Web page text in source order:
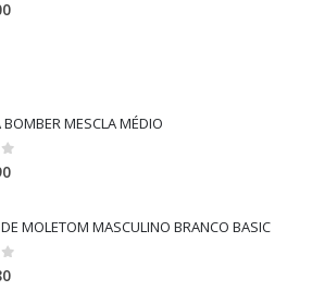
5
BOMBER MESCLA MÉDIO
MOLETOM MASCULINO BRANCO BASIC